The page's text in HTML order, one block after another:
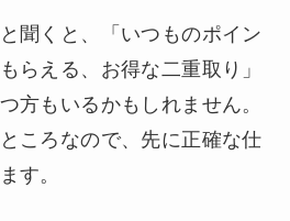
聞くと、「いつものポイン
らえる、お得な二重取り」
方もいるかもしれません。
ころなので、先に正確な仕
す。